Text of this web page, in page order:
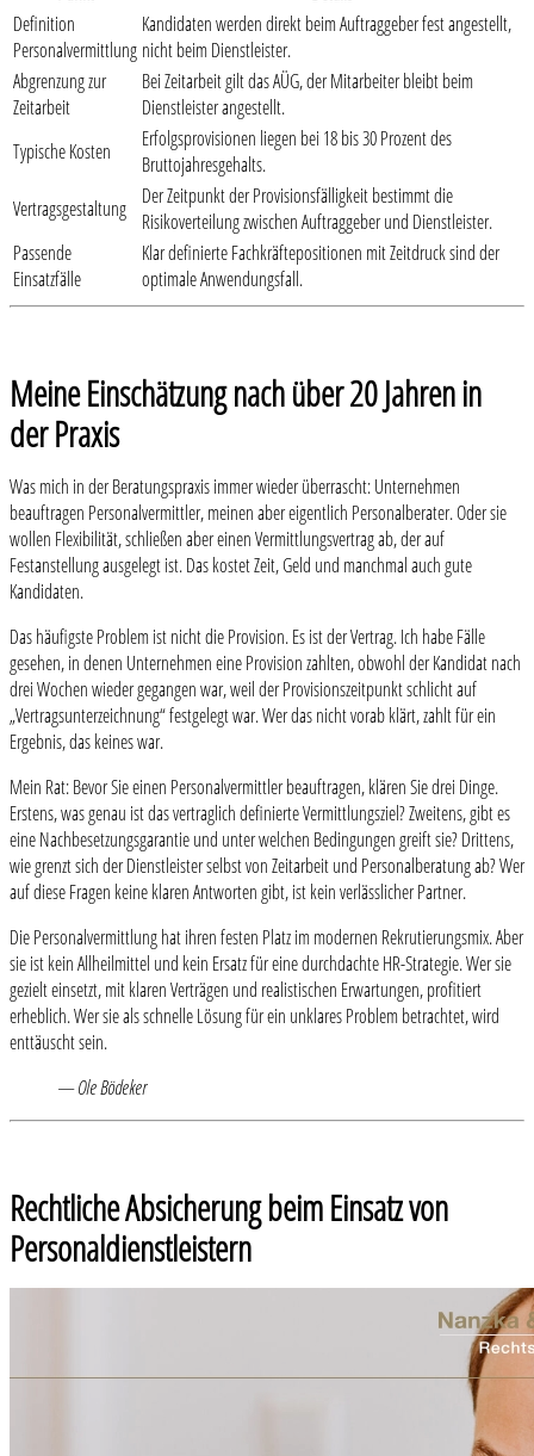
Definition
Personalvermittlung
Kandidaten werden direkt beim Auftraggeber fest angestellt,
nicht beim Dienstleister.
Abgrenzung zur
Zeitarbeit
Bei Zeitarbeit gilt das AÜG, der Mitarbeiter bleibt beim
Dienstleister angestellt.
Typische Kosten
Erfolgsprovisionen liegen bei 18 bis 30 Prozent des
Bruttojahresgehalts.
Vertragsgestaltung
Der Zeitpunkt der Provisionsfälligkeit bestimmt die
Risikoverteilung zwischen Auftraggeber und Dienstleister.
Passende
Einsatzfälle
Klar definierte Fachkräftepositionen mit Zeitdruck sind der
optimale Anwendungsfall.
Meine Einschätzung nach über 20 Jahren in
der Praxis
Was mich in der Beratungspraxis immer wieder überrascht: Unternehmen
beauftragen Personalvermittler, meinen aber eigentlich Personalberater. Oder sie
wollen Flexibilität, schließen aber einen Vermittlungsvertrag ab, der auf
Festanstellung ausgelegt ist. Das kostet Zeit, Geld und manchmal auch gute
Kandidaten.
Das häufigste Problem ist nicht die Provision. Es ist der Vertrag. Ich habe Fälle
gesehen, in denen Unternehmen eine Provision zahlten, obwohl der Kandidat nach
drei Wochen wieder gegangen war, weil der Provisionszeitpunkt schlicht auf
„Vertragsunterzeichnung“ festgelegt war. Wer das nicht vorab klärt, zahlt für ein
Ergebnis, das keines war.
Mein Rat: Bevor Sie einen Personalvermittler beauftragen, klären Sie drei Dinge.
Erstens, was genau ist das vertraglich definierte Vermittlungsziel? Zweitens, gibt es
eine Nachbesetzungsgarantie und unter welchen Bedingungen greift sie? Drittens,
wie grenzt sich der Dienstleister selbst von Zeitarbeit und Personalberatung ab? Wer
auf diese Fragen keine klaren Antworten gibt, ist kein verlässlicher Partner.
Die Personalvermittlung hat ihren festen Platz im modernen Rekrutierungsmix. Aber
sie ist kein Allheilmittel und kein Ersatz für eine durchdachte HR-Strategie. Wer sie
gezielt einsetzt, mit klaren Verträgen und realistischen Erwartungen, profitiert
erheblich. Wer sie als schnelle Lösung für ein unklares Problem betrachtet, wird
enttäuscht sein.
— Ole Bödeker
Rechtliche Absicherung beim Einsatz von
Personaldienstleistern